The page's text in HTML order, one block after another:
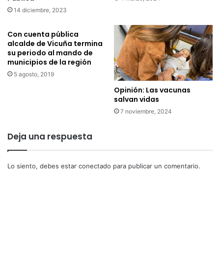
14 diciembre, 2023
Con cuenta pública
alcalde de Vicuña termina
su periodo al mando de
municipios de la región
5 agosto, 2019
Opinión: Las vacunas
salvan vidas
7 noviembre, 2024
Deja una respuesta
Lo siento, debes estar conectado para publicar un comentario.